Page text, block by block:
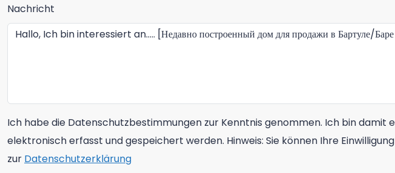
Nachricht
Ich habe die Datenschutzbestimmungen zur Kenntnis genommen. Ich bin
elektronisch erfasst und gespeichert werden. Hinweis: Sie können Ihre
zur Datenschutzerklärung